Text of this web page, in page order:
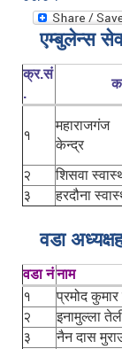
एम्बुलेन्स
क्र.सं
.
१
केन्द्र
२
शिसवा
३
हरदौना
वडा
वडा नंनाम
१
प्रमोद कुमार
२
इनामुल्ला
३
नैन दास